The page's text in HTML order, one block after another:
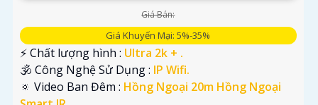
Giá Bán:
Giá Khuyến Mại: 5%-35%
️⚡ Chất lượng hình : Ultra 2k + .
🕉️ Công Nghệ Sử Dụng : IP Wifi.
🔅 Video Ban Đêm : Hồng Ngoại 20m Hồng Ngoại